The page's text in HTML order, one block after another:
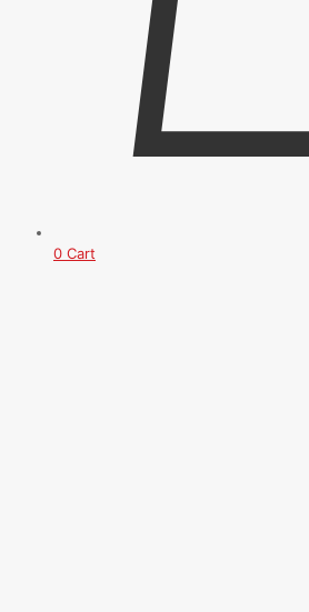
0 Cart